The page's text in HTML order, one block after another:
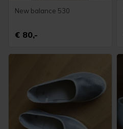
New balance 530
€ 80,-